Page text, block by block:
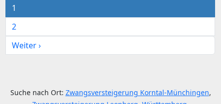
1
2
Weiter ›
Suche nach Ort: Zwangsversteigerung Korntal-Münchingen,